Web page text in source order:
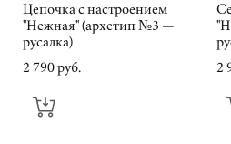
Цепочка с настроением
"Нежная" (архетип №3 —
русалка)
2 790 pуб.
2